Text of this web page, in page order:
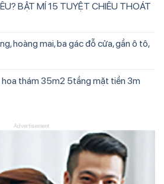
BẬT MÍ 15 TUYỆT CHIÊU THOÁT
hoàng mai, ba gác đỗ cửa, gần ô tô,
hoa thám 35m2 5tầng mặt tiền 3m
Advertisement